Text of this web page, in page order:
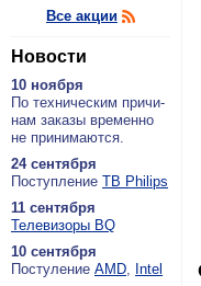
Все акции
Новости
10 ноября
По тех­ни­че­ским при­чи­
нам за­ка­зы вре­мен­но
не при­ни­ма­ют­ся.
24 сентября
По­ступ­ле­ние ТВ Philips
11 сентября
Теле­ви­зо­ры BQ
10 сентября
По­сту­ле­ние AMD, Intel